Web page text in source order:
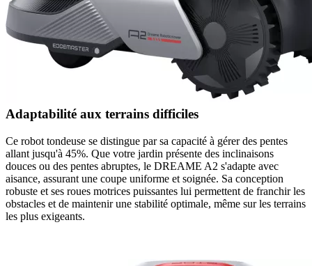
Adaptabilité aux terrains difficiles
Ce robot tondeuse se distingue par sa capacité à gérer des pentes
allant jusqu'à 45%. Que votre jardin présente des inclinaisons
douces ou des pentes abruptes, le DREAME A2 s'adapte avec
aisance, assurant une coupe uniforme et soignée. Sa conception
robuste et ses roues motrices puissantes lui permettent de franchir les
obstacles et de maintenir une stabilité optimale, même sur les terrains
les plus exigeants.